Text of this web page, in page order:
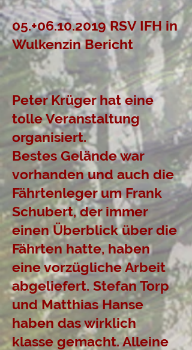
05.+06.10.2019 RSV IFH in
Wulkenzin Bericht
Peter Krüger hat eine
tolle Veranstaltung
organisiert.
Bestes Gelände war
vorhanden und auch die
Fährtenleger um Frank
Schubert, der immer
einen Überblick über die
Fährten hatte, haben
eine vorzügliche Arbeit
abgeliefert. Stefan Torp
und Matthias Hanse
haben das wirklich
klasse gemacht. Alleine